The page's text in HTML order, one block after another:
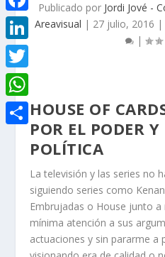
Publicado por Jordi Jové -
Areavisual | 27 julio, 2016 |
|
HOUSE OF
POR EL PODER
POLÍTICA
La televisión y las series no
siguiendo series como
Embrujadas o House junto
mínima atención a sus
actuaciones y sin pararme a
F
a
c
e
b
L
i
n
k
T
w
i
W